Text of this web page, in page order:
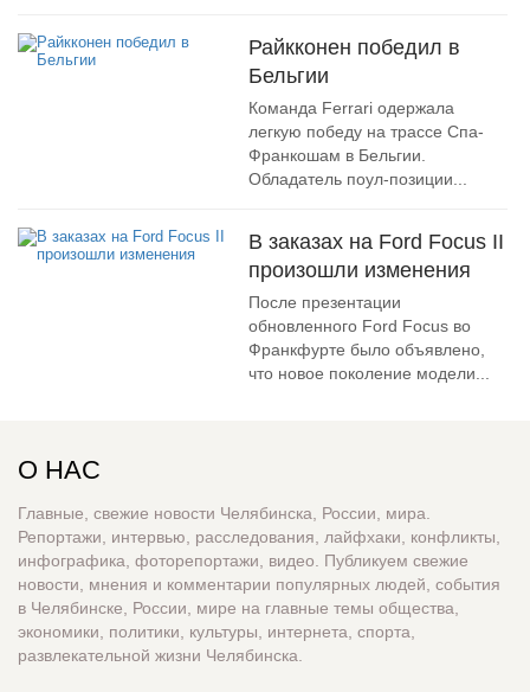
Райкконен победил в
Бельгии
Команда Ferrari одержала
легкую победу на трассе Спа-
Франкошам в Бельгии.
Обладатель поул-позиции...
В заказах на Ford Focus II
произошли изменения
После презентации
обновленного Ford Focus во
Франкфурте было объявлено,
что новое поколение модели...
О НАС
Главные, свежие новости Челябинска, России, мира.
Репортажи, интервью, расследования, лайфхаки, конфликты,
инфографика, фоторепортажи, видео. Публикуем свежие
новости, мнения и комментарии популярных людей, события
в Челябинске, России, мире на главные темы общества,
экономики, политики, культуры, интернета, спорта,
развлекательной жизни Челябинска.